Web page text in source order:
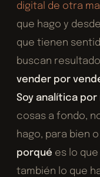
digital de otra
que hago y desde
que tienen
buscan
vender por
Soy analítica por
cosas a fondo,
hago, para bien
porqué es lo
también lo que